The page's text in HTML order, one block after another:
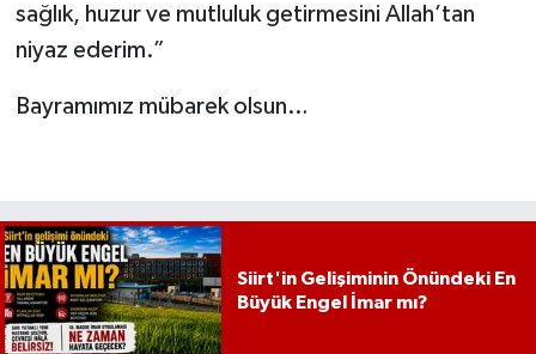
sağlık, huzur ve mutluluk getirmesini Allah’tan
niyaz ederim.”
Bayramımız mübarek olsun…
Siirt'in Gelişiminin Önündeki En
Büyük Engel İmar mı?